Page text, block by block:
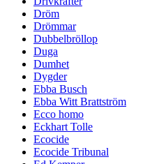
Dröm
Drömmar
Dubbelbröllop
Duga
Dumhet
Dygder
Ebba Busch
Ebba Witt Brattström
Ecco homo
Eckhart Tolle
Ecocide
Ecocide Tribunal